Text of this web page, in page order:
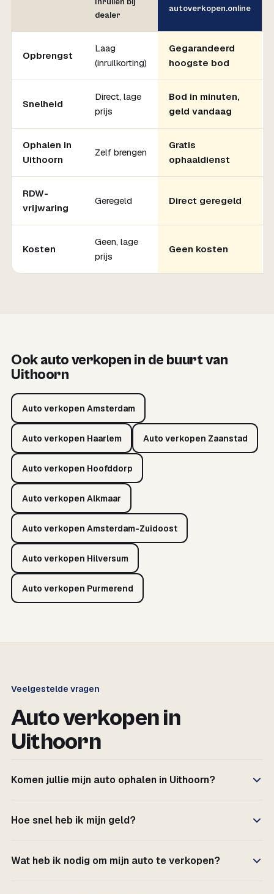
dealer
autoverkopen.online
Opbrengst
Laag
(inruilkorting)
Gegarandeerd
hoogste bod
Snelheid
Direct, lage
prijs
Bod in minuten,
geld vandaag
Ophalen in
Uithoorn
Zelf brengen
Gratis
ophaaldienst
RDW-
vrijwaring
Geregeld Direct geregeld
Kosten
Geen, lage
prijs
Geen kosten
Ook auto verkopen in de buurt van
Uithoorn
Auto verkopen Amsterdam
Auto verkopen Haarlem Auto verkopen Zaanstad
Auto verkopen Hoofddorp
Auto verkopen Alkmaar
Auto verkopen Amsterdam-Zuidoost
Auto verkopen Hilversum
Auto verkopen Purmerend
Veelgestelde vragen
Auto verkopen in
Uithoorn
Komen jullie mijn auto ophalen in Uithoorn?
Hoe snel heb ik mijn geld?
Wat heb ik nodig om mijn auto te verkopen?